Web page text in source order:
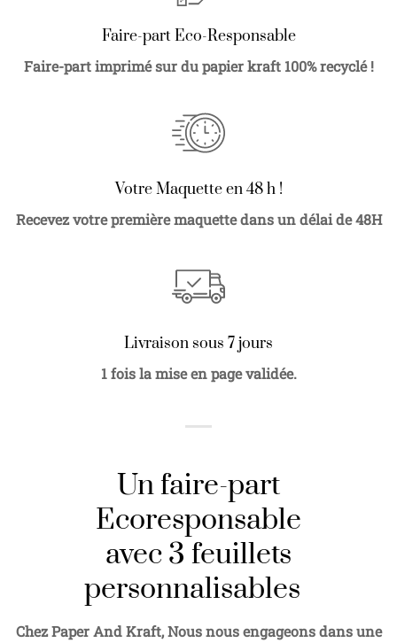
Faire-part Eco-Responsable
Faire-part imprimé sur du papier kraft 100% recyclé !
Votre Maquette en 48 h !
Recevez votre première maquette dans un délai de 48H
Livraison sous 7 jours
1 fois la mise en page validée.
Un faire-part
Ecoresponsable
avec 3 feuillets
personnalisables
Chez Paper And Kraft, Nous nous engageons dans une